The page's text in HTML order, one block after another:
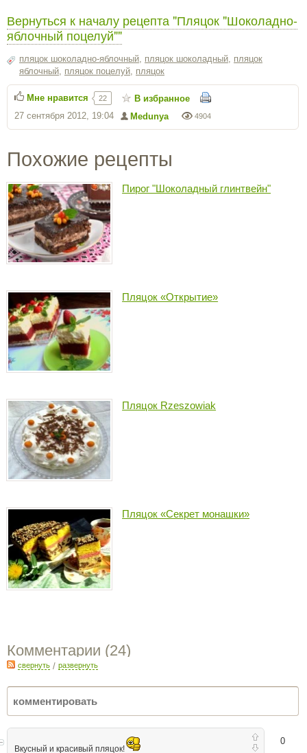
Вернуться к началу рецепта "Пляцок "Шоколадно-
яблочный поцелуй""
пляцок шоколадно-яблочный пляцок шоколадный пляцок
яблочный пляцок поцелуй пляцок
4904
Medunya
27 сентября 2012, 19:04
Мне нравится 22 В избранное
Похожие рецепты
Пирог "Шоколадный глинтвейн"
Пляцок «Открытие»
Пляцок Rzeszowiak
Пляцок «Секрет монашки»
Комментарии (24)
свернуть / развернуть
0
Вкусный и красивый пляцок!